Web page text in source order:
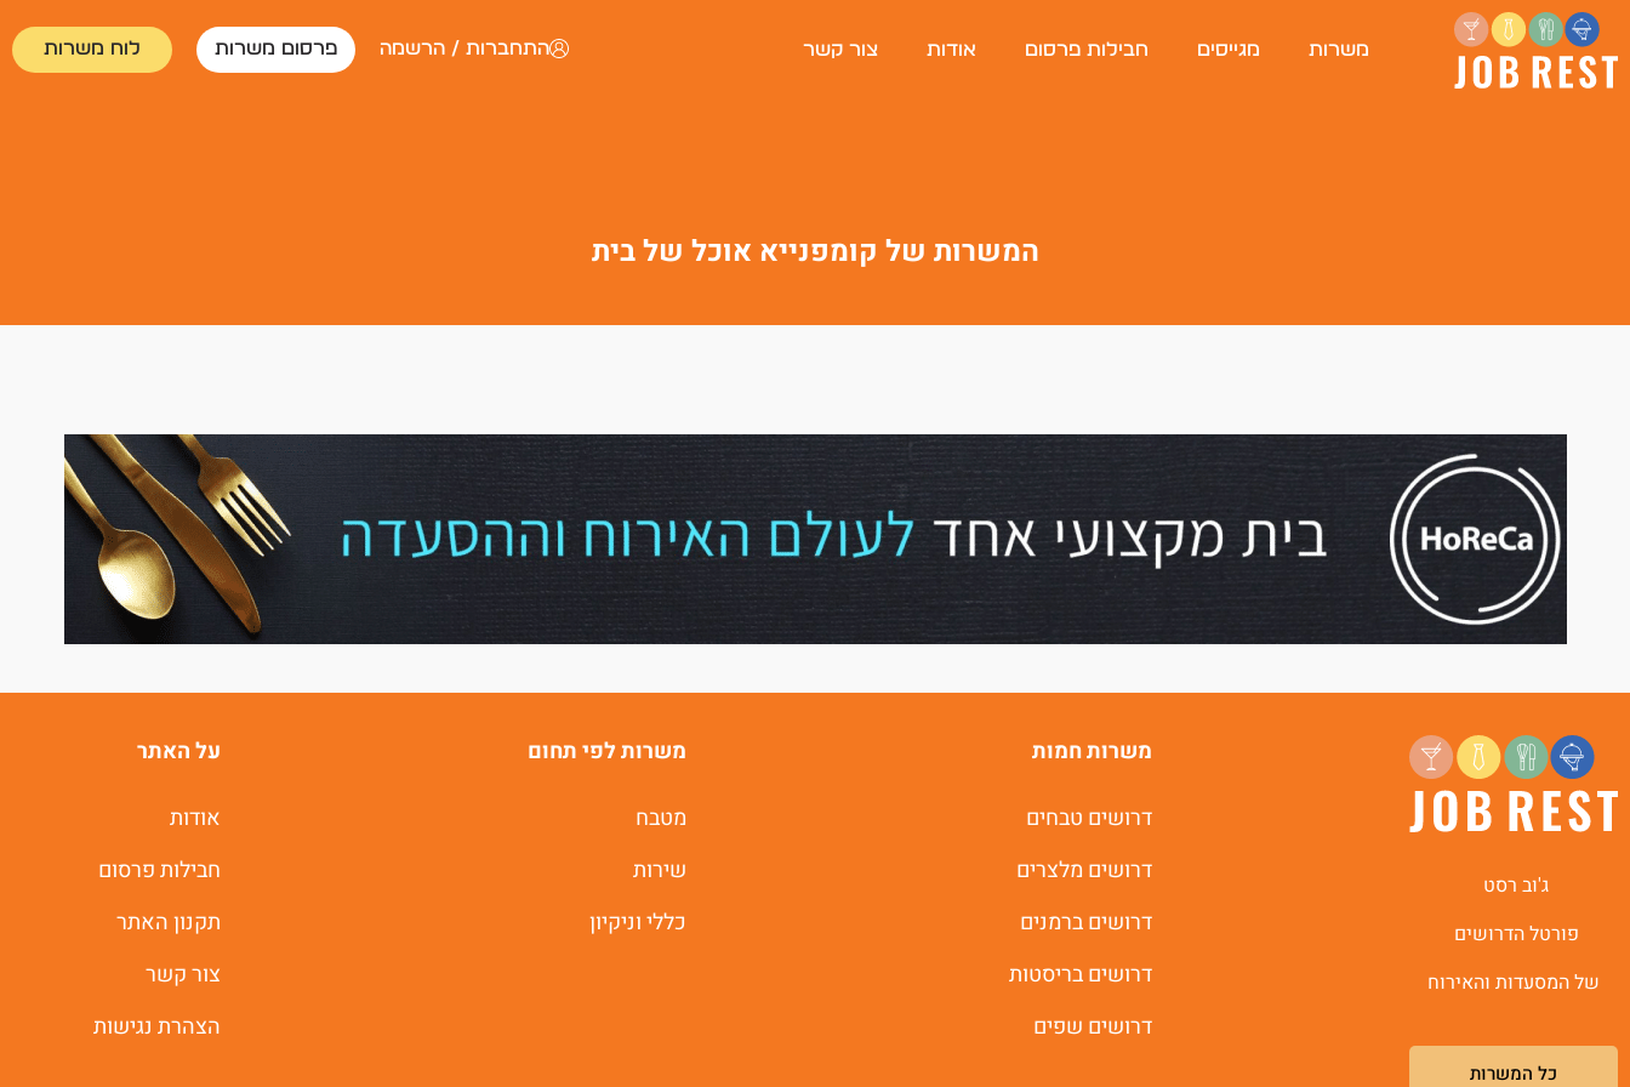
משרות מגייסים חבילות פרסום אודות צור קשר התחברות / הרשמה פרסום משרות לוח משרות
המשרות של קומפנייא אוכל של בית
ג'וב רסט
פורטל הדרושים
של המסעדות והאירוח
כל המשרות
משרות חמות
דרושים טבחים
דרושים מלצרים
דרושים ברמנים
דרושים בריסטות
דרושים שפים
משרות לפי תחום
מטבח
שירות
כללי וניקיון
על האתר
אודות
חבילות פרסום
תקנון האתר
צור קשר
הצהרת נגישות